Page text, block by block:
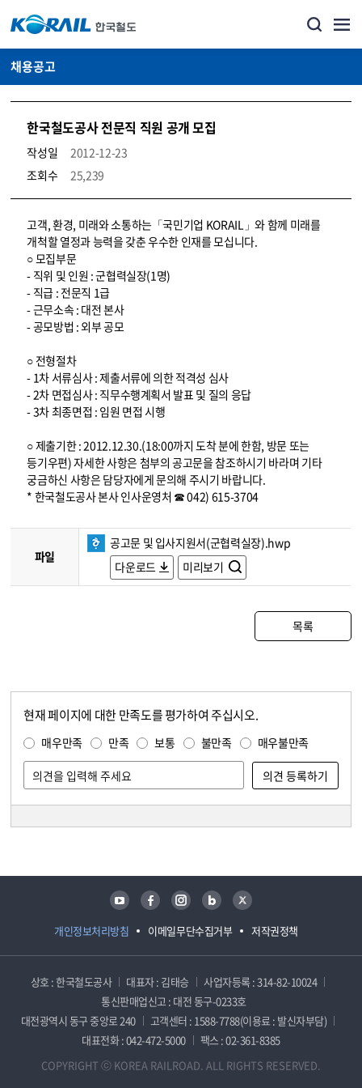
채용공고
한국철도공사 전문직 직원 공개 모집
작성일
2012-12-23
조회수
25,239
코레일소개_경영공시_채용공고 상세보기 – 내용, 파일, 담당자 연락처로 구성
고객, 환경, 미래와 소통하는「국민기업 KORAIL」와 함께 미래를
개척할 열정과 능력을 갖춘 우수한 인재를 모십니다.
○ 모집부문
- 직위 및 인원 : 군협력실장(1명)
- 직급 : 전문직 1급
- 근무소속 : 대전 본사
- 공모방법 : 외부 공모
○ 전형절차
- 1차 서류심사 : 제출서류에 의한 적격성 심사
- 2차 면접심사 : 직무수행계획서 발표 및 질의 응답
- 3차 최종면접 : 임원 면접 시행
○ 제출기한 : 2012.12.30.(18:00까지 도착 분에 한함, 방문 또는
등기우편) 자세한 사항은 첨부의 공고문을 참조하시기 바라며 기타
궁금하신 사항은 담당자에게 문의해 주시기 바랍니다.
* 한국철도공사 본사 인사운영처 ☎ 042) 615-3704
파일
공고문 및 입사지원서(군협력실장).hwp
다운로드
미리보기
목록
현재 페이지에 대한 만족도를 평가하여 주십시오.
매우만족 만족 보통 불만족 매우불만족
개인정보처리방침 이메일무단수집거부 저작권정책
유튜브 페이스북 인스타그램 블로그 트위터
상호 : 한국철도공사 대표자 : 김태승
사업자등록 : 314-82-10024
통신판매업신고 : 대전 동구-0233호
대전광역시 동구 중앙로 240
고객센터 : 1588-7788(이용료 : 발신자부담)
대표전화 : 042-472-5000
팩스 : 02-361-8385
COPYRIGHT ⓒ KOREA RAILROAD. ALL RIGHTS RESERVED.